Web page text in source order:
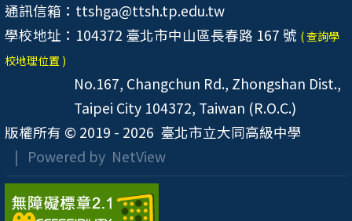
通訊信箱：ttshga@ttsh.tp.edu.tw
學校地址：104372 臺北市中山區長春路 167 號 ( 查詢學
校地理位置 )
No.167, Changchun Rd., Zhongshan Dist.,
Taipei City 104372, Taiwan (R.O.C.)
版權所有 © 2019 - 2026 臺北市立大同高級中學
| Powered by NetView